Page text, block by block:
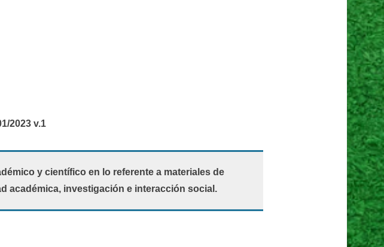
2023 v.1
y científico en lo referente a materiales de
académica, investigación e interacción social.